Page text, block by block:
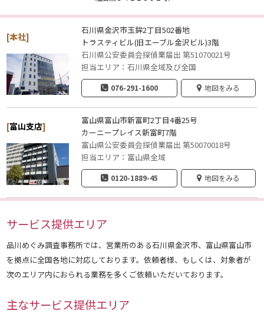
[本社]
石川県金沢市玉鉾2丁目502番地
トラスティビル(旧エーブル金沢ビル)3階
石川県公安委員会探偵業届出 第51070021号
担当エリア：石川県全域及び全国
076-291-1600 地図をみる
[富山支店]
富山県富山市新富町2丁目4番25号
カーニープレイス新富町7階
富山県公安委員会探偵業届出 第50070018号
担当エリア：富山県全域
0120-1889-45 地図をみる
サービス提供エリア
品川めぐみ調査事務所では、営業所のある石川県金沢市、富山県富山市
を拠点に全国各地に対応しております。依頼者様、もしくは、対象者が
次のエリア内におられる業務を多くご依頼いただいております。
主なサービス提供エリア